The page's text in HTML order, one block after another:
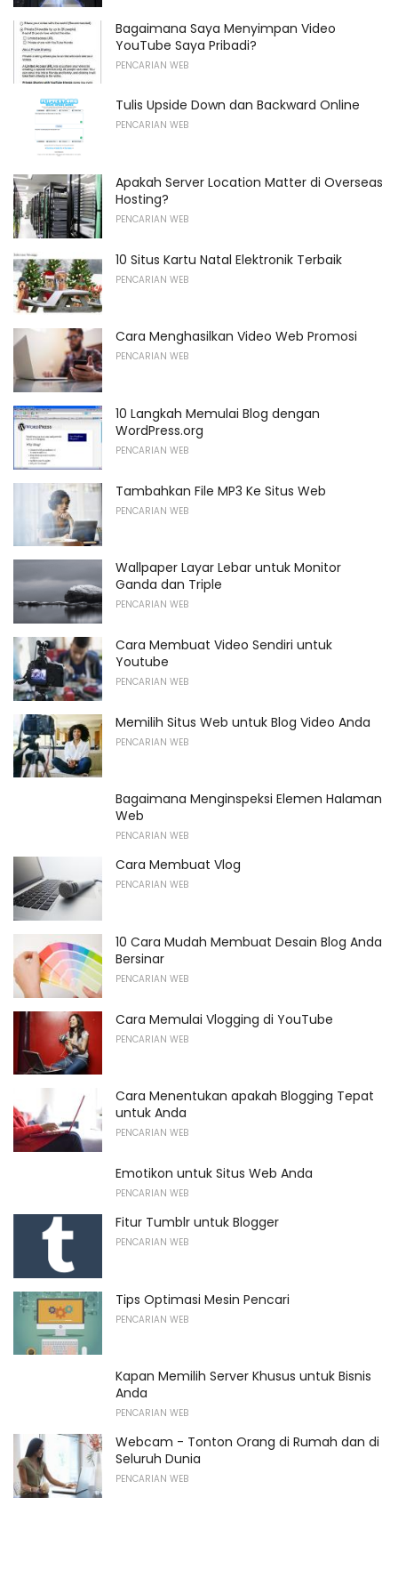
Bagaimana Saya Menyimpan Video
YouTube Saya Pribadi?
PENCARIAN WEB
Tulis Upside Down dan Backward Online
PENCARIAN WEB
Apakah Server Location Matter di Overseas
Hosting?
PENCARIAN WEB
10 Situs Kartu Natal Elektronik Terbaik
PENCARIAN WEB
Cara Menghasilkan Video Web Promosi
PENCARIAN WEB
10 Langkah Memulai Blog dengan
WordPress.org
PENCARIAN WEB
Tambahkan File MP3 Ke Situs Web
PENCARIAN WEB
Wallpaper Layar Lebar untuk Monitor
Ganda dan Triple
PENCARIAN WEB
Cara Membuat Video Sendiri untuk
Youtube
PENCARIAN WEB
Memilih Situs Web untuk Blog Video Anda
PENCARIAN WEB
Bagaimana Menginspeksi Elemen Halaman
Web
PENCARIAN WEB
Cara Membuat Vlog
PENCARIAN WEB
10 Cara Mudah Membuat Desain Blog Anda
Bersinar
PENCARIAN WEB
Cara Memulai Vlogging di YouTube
PENCARIAN WEB
Cara Menentukan apakah Blogging Tepat
untuk Anda
PENCARIAN WEB
Emotikon untuk Situs Web Anda
PENCARIAN WEB
Fitur Tumblr untuk Blogger
PENCARIAN WEB
Tips Optimasi Mesin Pencari
PENCARIAN WEB
Kapan Memilih Server Khusus untuk Bisnis
Anda
PENCARIAN WEB
Webcam - Tonton Orang di Rumah dan di
Seluruh Dunia
PENCARIAN WEB